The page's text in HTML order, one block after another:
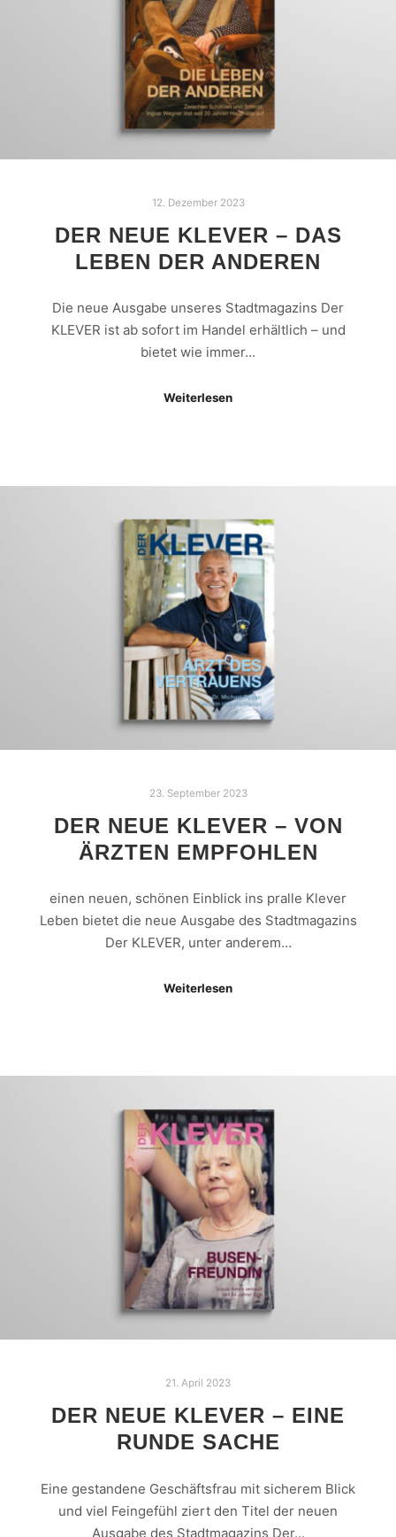
12. Dezember 2023
DER NEUE KLEVER – DAS
LEBEN DER ANDEREN
Die neue Ausgabe unseres Stadtmagazins Der
KLEVER ist ab sofort im Handel erhältlich – und
bietet wie immer…
Weiterlesen
23. September 2023
DER NEUE KLEVER – VON
ÄRZTEN EMPFOHLEN
einen neuen, schönen Einblick ins pralle Klever
Leben bietet die neue Ausgabe des Stadtmagazins
Der KLEVER, unter anderem…
Weiterlesen
21. April 2023
DER NEUE KLEVER – EINE
RUNDE SACHE
Eine gestandene Geschäftsfrau mit sicherem Blick
und viel Feingefühl ziert den Titel der neuen
Ausgabe des Stadtmagazins Der…